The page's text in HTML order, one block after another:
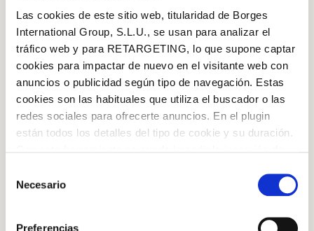
Las cookies de este sitio web, titularidad de Borges
International Group, S.L.U., se usan para analizar el
tráfico web y para RETARGETING, lo que supone captar
cookies para impactar de nuevo en el visitante web con
anuncios o publicidad según tipo de navegación. Estas
cookies son las habituales que utiliza el buscador o las
redes sociales para ofrecerte anuncios. En el plugin
están todos los detalles del tipo de cookie y su duración.
la web aparece cómo evitar las cookies en el navegador.
Si se desea ver otra vez esta notificación navegar en
privado y aparecerá de nuevo. Le informamos que aún
Necesario
Preferencias
Aceite Virgen Extra Arbequina
Añadir al carrito
Log in with Google